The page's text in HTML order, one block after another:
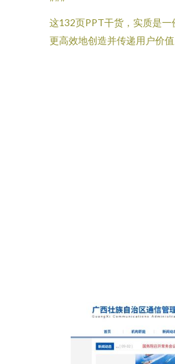
这132页PPT干货，实质是一
更高效地创造并传递用户价